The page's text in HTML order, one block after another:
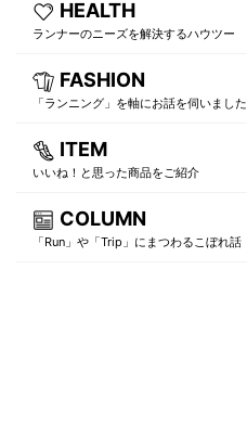
HEALTH
ランナーのニーズを解決するハウツー
FASHION
「ランニング」を軸にお話を伺いました
ITEM
いいね！と思った商品をご紹介
COLUMN
「Run」や「Trip」にまつわるこぼれ話